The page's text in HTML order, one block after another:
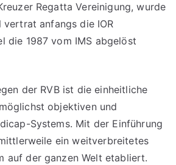
Regatta Vereinigung, wurde
vertrat anfangs die IOR
die 1987 vom IMS abgelöst
der RVB ist die einheitliche
objektiven und
Systems. Mit der Einführung
ein weitverbreitetes
auf der ganzen Welt etabliert.